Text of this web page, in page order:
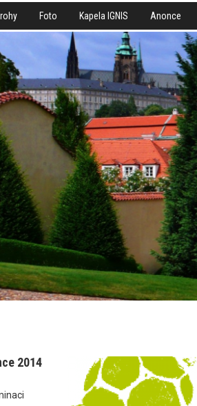
Foto Kapela IGNIS Anonce
2014